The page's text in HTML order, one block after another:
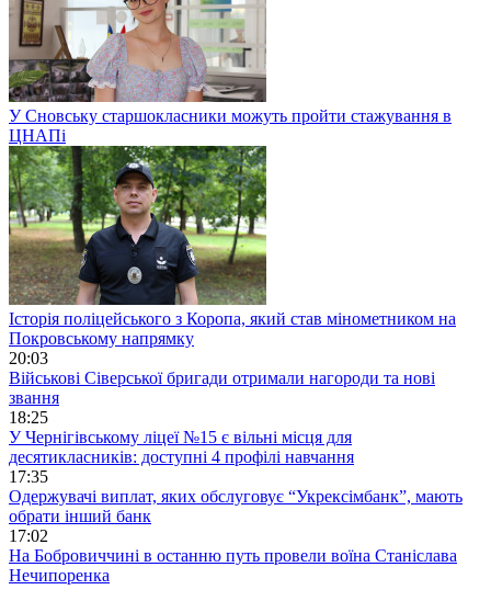
У Сновську старшокласники можуть пройти стажування в
ЦНАПі
Історія поліцейського з Коропа, який став мінометником на
Покровському напрямку
20:03
Військові Сіверської бригади отримали нагороди та нові
звання
18:25
У Чернігівському ліцеї №15 є вільні місця для
десятикласників: доступні 4 профілі навчання
17:35
Одержувачі виплат, яких обслуговує “Укрексімбанк”, мають
обрати інший банк
17:02
На Бобровиччині в останню путь провели воїна Станіслава
Нечипоренка